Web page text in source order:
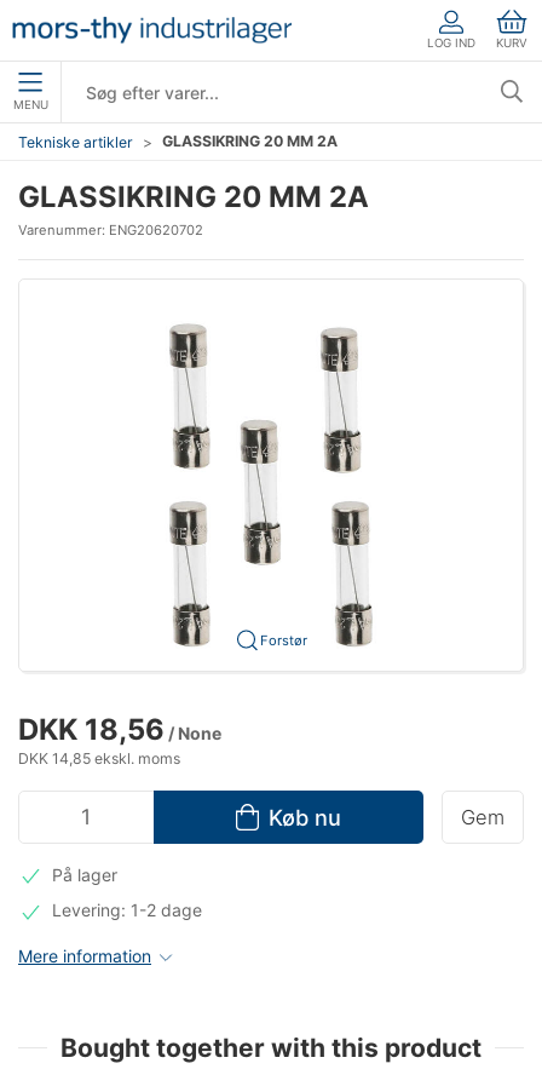
LOG IND KURV
MENU
Tekniske artikler GLASSIKRING 20 MM 2A
GLASSIKRING 20 MM 2A
Varenummer: ENG20620702
Forstør
DKK 18,56 / None
DKK 14,85 ekskl. moms
Køb nu Gem
På lager
Levering: 1-2 dage
Mere information
Bought together with this product